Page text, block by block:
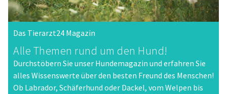
Das Tierarzt24 Magazin
Alle Themen rund um den Hund!
Durchstöbern Sie unser Hundemagazin und erfahren Sie
alles Wissenswerte über den besten Freund des Menschen!
Ob Labrador, Schäferhund oder Dackel, vom Welpen bis